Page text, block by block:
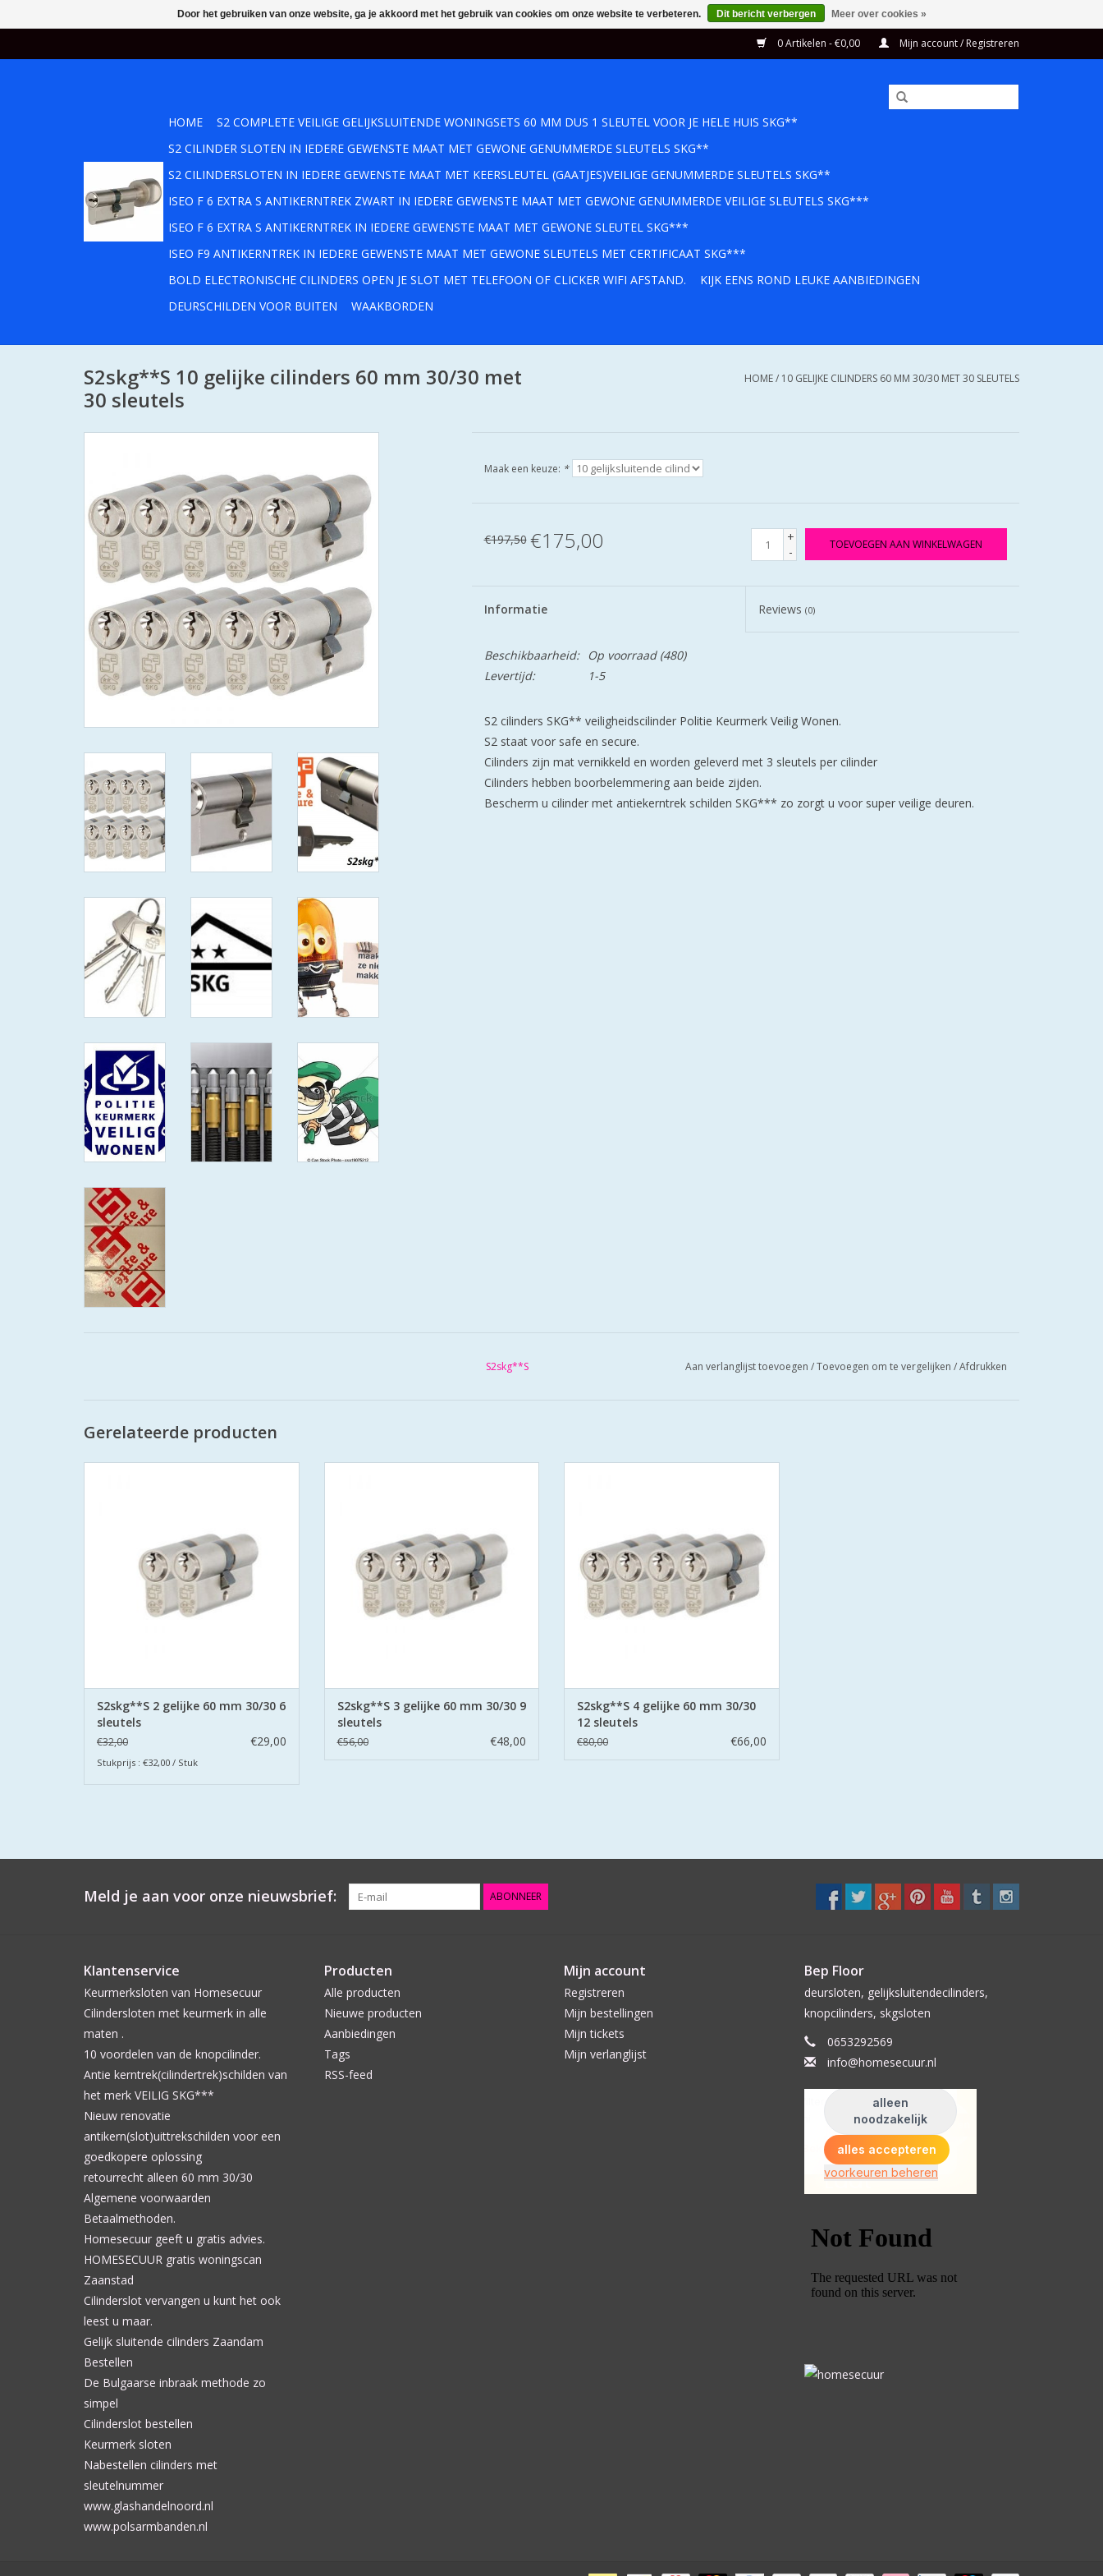
0 Artikelen - €0,00 Mijn account / Registreren
HOME
S2 COMPLETE VEILIGE GELIJKSLUITENDE WONINGSETS 60 MM DUS 1 SLEUTEL VOOR JE HELE HUIS SKG**
S2 CILINDER SLOTEN IN IEDERE GEWENSTE MAAT MET GEWONE GENUMMERDE SLEUTELS SKG**
S2 CILINDERSLOTEN IN IEDERE GEWENSTE MAAT MET KEERSLEUTEL (GAATJES)VEILIGE GENUMMERDE SLEUTELS SKG**
ISEO F 6 EXTRA S ANTIKERNTREK ZWART IN IEDERE GEWENSTE MAAT MET GEWONE GENUMMERDE VEILIGE SLEUTELS SKG***
ISEO F 6 EXTRA S ANTIKERNTREK IN IEDERE GEWENSTE MAAT MET GEWONE SLEUTEL SKG***
ISEO F9 ANTIKERNTREK IN IEDERE GEWENSTE MAAT MET GEWONE SLEUTELS MET CERTIFICAAT SKG***
BOLD ELECTRONISCHE CILINDERS OPEN JE SLOT MET TELEFOON OF CLICKER WIFI AFSTAND.
KIJK EENS ROND LEUKE AANBIEDINGEN
DEURSCHILDEN VOOR BUITEN
WAAKBORDEN
S2skg**S 10 gelijke cilinders 60 mm 30/30 met
30 sleutels
HOME/ 10 GELIJKE CILINDERS 60 MM 30/30 MET 30 SLEUTELS
Maak een keuze: *
€197,50 €175,00
+
-
TOEVOEGEN AAN WINKELWAGEN
Informatie Reviews(0)
Beschikbaarheid: Op voorraad(480)
Levertijd:
1-5
S2 cilinders SKG** veiligheidscilinder Politie Keurmerk Veilig Wonen.
S2 staat voor safe en secure.
Cilinders zijn mat vernikkeld en worden geleverd met 3 sleutels per cilinder
Cilinders hebben boorbelemmering aan beide zijden.
Bescherm u cilinder met antiekerntrek schilden SKG*** zo zorgt u voor super veilige deuren.
S2skg**S Aan verlanglijst toevoegen /Toevoegen om te vergelijken /Afdrukken
Gerelateerde producten
boorbeveiliging aan beide zijden.
TOEVOEGEN AAN WINKELWAGEN
S2skg**S 2 gelijke 60 mm 30/30 6
sleutels
€32,00 €29,00
Stukprijs : €32,00 / Stuk
boorbeveiliging aan beide zijden.
TOEVOEGEN AAN WINKELWAGEN
S2skg**S 3 gelijke 60 mm 30/30 9
sleutels
€56,00 €48,00
boorbeveiliging aan beide zijden.
TOEVOEGEN AAN WINKELWAGEN
S2skg**S 4 gelijke 60 mm 30/30
12 sleutels
€80,00 €66,00
Meld je aan voor onze nieuwsbrief: ABONNEER
Klantenservice
Keurmerksloten van Homesecuur
Cilindersloten met keurmerk in alle
maten .
10 voordelen van de knopcilinder.
Antie kerntrek(cilindertrek)schilden van
het merk VEILIG SKG***
Nieuw renovatie
antikern(slot)uittrekschilden voor een
goedkopere oplossing
retourrecht alleen 60 mm 30/30
Algemene voorwaarden
Betaalmethoden.
Homesecuur geeft u gratis advies.
HOMESECUUR gratis woningscan
Zaanstad
Cilinderslot vervangen u kunt het ook
leest u maar.
Gelijk sluitende cilinders Zaandam
Bestellen
De Bulgaarse inbraak methode zo
simpel
Cilinderslot bestellen
Keurmerk sloten
Nabestellen cilinders met
sleutelnummer
www.glashandelnoord.nl
www.polsarmbanden.nl
Producten
Alle producten
Nieuwe producten
Aanbiedingen
Tags
RSS-feed
Mijn account
Registreren
Mijn bestellingen
Mijn tickets
Mijn verlanglijst
Bep Floor
deursloten, gelijksluitendecilinders,
knopcilinders, skgsloten
0653292569
info@homesecuur.nl
Door het gebruiken van onze website, ga je akkoord met het gebruik van cookies om onze website te verbeteren. Dit bericht verbergen Meer over cookies »